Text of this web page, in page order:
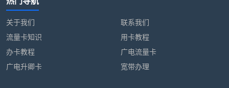
关于我们
联系我们
流量卡知识
用卡教程
办卡教程
广电流量卡
广电升卿卡
宽带办理